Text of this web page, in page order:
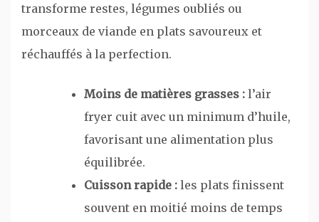
transforme restes, légumes oubliés ou
morceaux de viande en plats savoureux et
réchauffés à la perfection.
Moins de matières grasses : l’air
fryer cuit avec un minimum d’huile,
favorisant une alimentation plus
équilibrée.
Cuisson rapide : les plats finissent
souvent en moitié moins de temps